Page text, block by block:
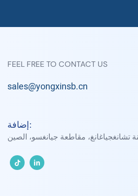
FEEL FREE TO CONTACT US
sales@yongxinsb.cn
إضافة:
تشانغجياغانغ، مقاطعة جيانغسو، الصين